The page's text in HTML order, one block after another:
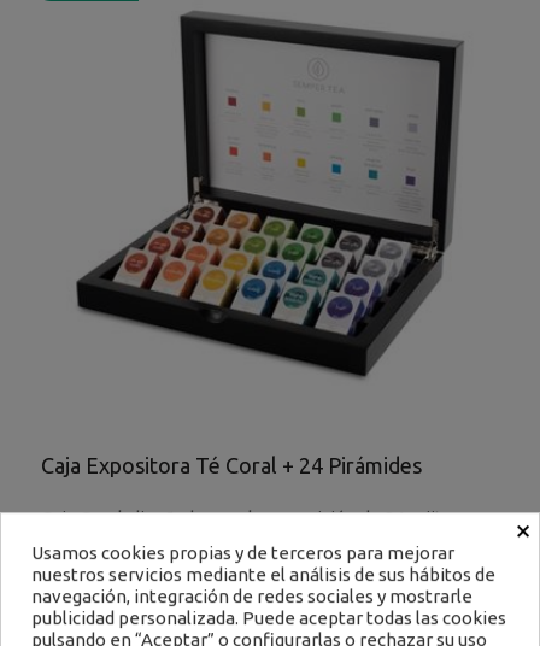
Caja Expositora Té Coral + 24 Pirámides
Caja Coral, diseñada para la exposición de 24 cajitas
Ref: 2830
42,52 €
×
Usamos cookies propias y de terceros para mejorar
nuestros servicios mediante el análisis de sus hábitos de
navegación, integración de redes sociales y mostrarle
publicidad personalizada. Puede aceptar todas las cookies
pulsando en “Aceptar” o configurarlas o rechazar su uso